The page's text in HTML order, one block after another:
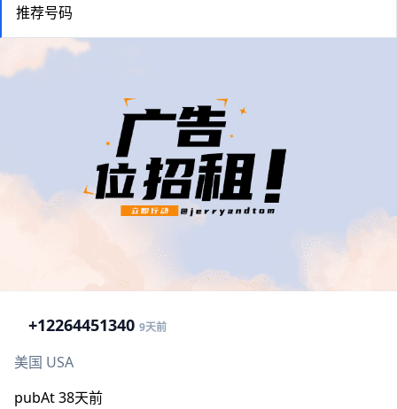
推荐号码
+12264451340 9天前
美国 USA
pubAt 38天前